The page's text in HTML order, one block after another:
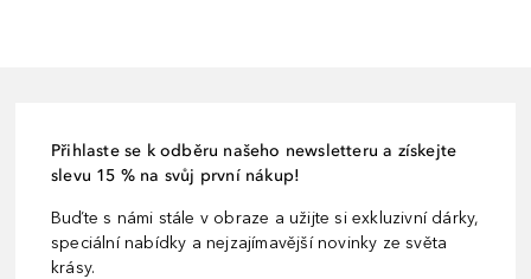
Přihlaste se k odběru našeho newsletteru a získejte
slevu 15 % na svůj první nákup!
Buďte s námi stále v obraze a užijte si exkluzivní dárky,
speciální nabídky a nejzajímavější novinky ze světa
krásy.